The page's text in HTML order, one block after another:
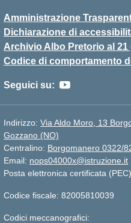
Amministrazione
Dichiarazione di
Archivio Albo Pretorio al 21
Codice di comportamento
Seguici su:
Indirizzo: Via Aldo Moro, 13
Gozzano (NO)
Centralino: Borgomanero 0322/
Email: nops04000x@istruzione.it
Posta elettronica certificata
Codice fiscale: 82005810039
Codici meccanografici: